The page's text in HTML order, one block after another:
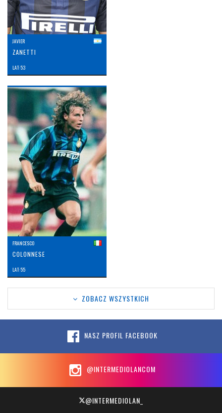
JAVIER
ZANETTI
LAT: 53
FRANCESCO
COLONNESE
LAT: 55
ZOBACZ WSZYSTKICH
NASZ PROFIL FACEBOOK
@INTERMEDIOLANCOM
@INTERMEDIOLAN_